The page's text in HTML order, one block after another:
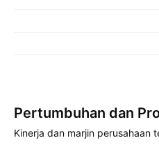
Pertumbuhan dan
Kinerja dan marjin perusahaan